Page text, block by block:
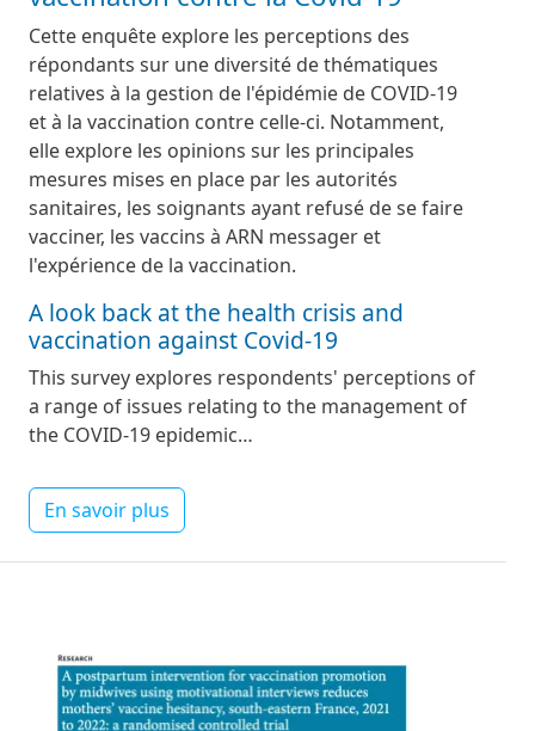
Cette enquête explore les perceptions des
répondants sur une diversité de thématiques
relatives à la gestion de l'épidémie de COVID-19
et à la vaccination contre celle-ci. Notamment,
elle explore les opinions sur les principales
mesures mises en place par les autorités
sanitaires, les soignants ayant refusé de se faire
vacciner, les vaccins à ARN messager et
l'expérience de la vaccination.
A look back at the health crisis and
vaccination against Covid-19
This survey explores respondents' perceptions of
a range of issues relating to the management of
the COVID-19 epidemic…
En savoir plus